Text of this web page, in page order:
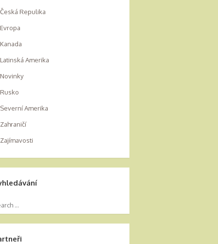
Česká Repulika
Evropa
Kanada
Latinská Amerika
Novinky
Rusko
Severní Amerika
Zahraničí
Zajímavosti